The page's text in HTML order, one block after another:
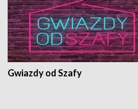
Gwiazdy od Szafy